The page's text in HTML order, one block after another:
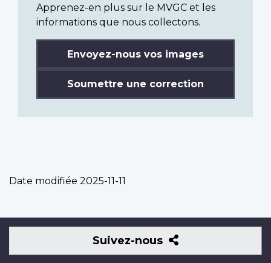
Apprenez-en plus sur le MVGC et les
informations que nous collectons.
Envoyez-nous vos images
Soumettre une correction
Date modifiée 2025-11-11
Suivez-nous
Suivez-
nous